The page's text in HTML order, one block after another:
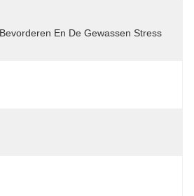
En De Gewassen Stress